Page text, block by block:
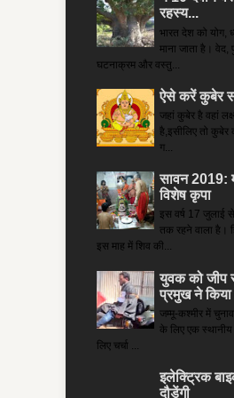
रहस्य...
भारत देश को योग,
माना जाता है। वेद,
घटनाक्रम और वस्तु...
ऐसे करें कुबेर
जहां कुबेर है­ वहां
है,इसीलिए तो कुबेर
ग...
सावन 2019:
विशेष कृपा
इस वर्ष 17 जुलाई
तक रहने वाला है।
इस माह में शिव की...
युवक को जीप
प्रमुख ने किया
जम्मू-कश्मीर में
के लिए एक
लिए चर्चा ...
इलेक्ट्रिक
दौड़ेंगी